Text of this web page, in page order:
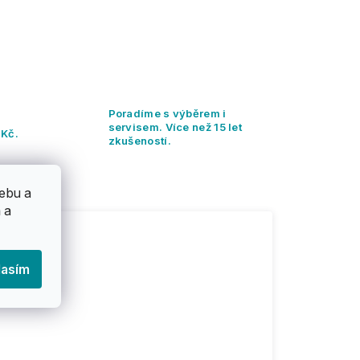
a
a
Poradíme s výběrem i
servisem. Více než 15 let
zkušeností.